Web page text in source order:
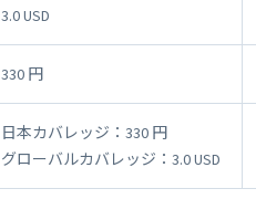
ダッシュボード作成/共有
メディア転送
SORACOM Relay
ローコード IoT アプリケーシ
ー
SORACOM Flux
3.0 USD
330 円
日本カバレッジ：330 円
グローバルカバレッジ：3.0 USD